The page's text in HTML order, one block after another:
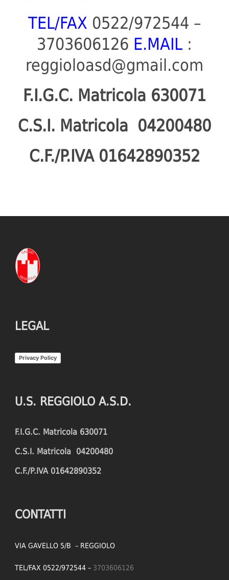
TEL/FAX 0522/972544 –
3703606126 E.MAIL :
reggioloasd@gmail.com
F.I.G.C. Matricola 630071
C.S.I. Matricola 04200480
C.F./P.IVA 01642890352
LEGAL
Privacy Policy
U.S. REGGIOLO A.S.D.
F.I.G.C. Matricola 630071
C.S.I. Matricola 04200480
C.F./P.IVA 01642890352
CONTATTI
VIA GAVELLO 5/B – REGGIOLO
TEL/FAX 0522/972544 – 3703606126